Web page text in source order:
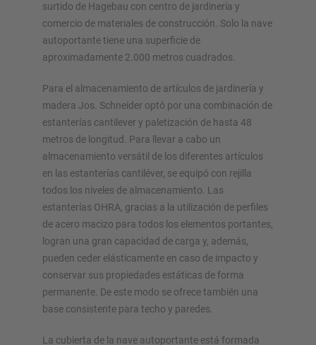
surtido de Hagebau con centro de jardinería y
comercio de materiales de construcción. Solo la nave
autoportante tiene una superficie de
aproximadamente 2.000 metros cuadrados.
Para el almacenamiento de artículos de jardinería y
madera Jos. Schneider optó por una combinación de
estanterías cantilever y paletización de hasta 48
metros de longitud. Para llevar a cabo un
almacenamiento versátil de los diferentes artículos
en las estanterías cantiléver, se equipó con rejilla
todos los niveles de almacenamiento. Las
estanterías OHRA, gracias a la utilización de perfiles
de acero macizo para todos los elementos portantes,
logran una gran capacidad de carga y, además,
pueden ceder elásticamente en caso de impacto y
conservar sus propiedades estáticas de forma
permanente. De este modo se ofrece también una
base consistente para techo y paredes.
La cubierta de la nave autoportante está formada
nuestros configuradores – incluida la consulta directa
Configurar estantería ahora